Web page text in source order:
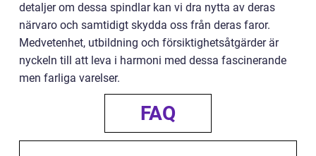
detaljer om dessa spindlar kan vi dra nytta av deras
närvaro och samtidigt skydda oss från deras faror.
Medvetenhet, utbildning och försiktighetsåtgärder är
nyckeln till att leva i harmoni med dessa fascinerande
men farliga varelser.
FAQ